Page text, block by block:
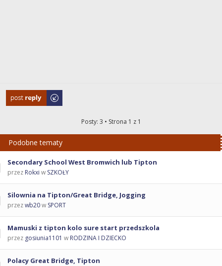
Odpowiedz
Posty: 3 • Strona 1 z 1
Podobne tematy
Secondary School West Bromwich lub Tipton
przez Rokxi w SZKOŁY
Silownia na Tipton/Great Bridge, Jogging
przezwb20w SPORT
Mamuski z tipton kolo sure start przedszkola
przez gosiunia1101 w RODZINA I DZIECKO
Polacy Great Bridge, Tipton